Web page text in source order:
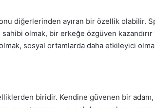
diğerlerinden ayıran bir özellik olabilir.
olmak, bir erkeğe özgüven kazandırır
sosyal ortamlarda daha etkileyici
biridir. Kendine güvenen bir adam,